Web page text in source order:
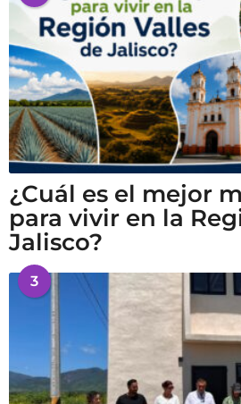
¿Cuál es el mejor
para vivir en la
Jalisco?
3